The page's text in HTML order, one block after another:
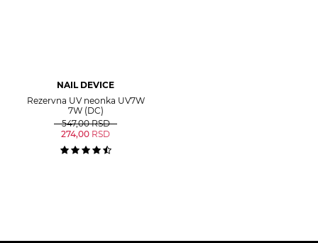
NAIL DEVICE
Rezervna UV neonka UV7W
7W (DC)
547,00 RSD
274,00 RSD